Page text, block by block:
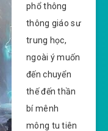
phổ thông
thông giáo sư
trung học,
ngoài ý muốn
đến chuyển
thế đến thần
bí mênh
mông tu tiên